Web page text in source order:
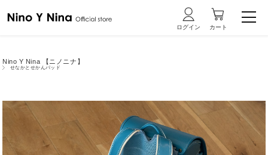
Nino Y Nina 【ニノニナ】
せなかとせかんパッド